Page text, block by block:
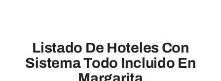
Listado De Hoteles Con
Sistema Todo Incluido En